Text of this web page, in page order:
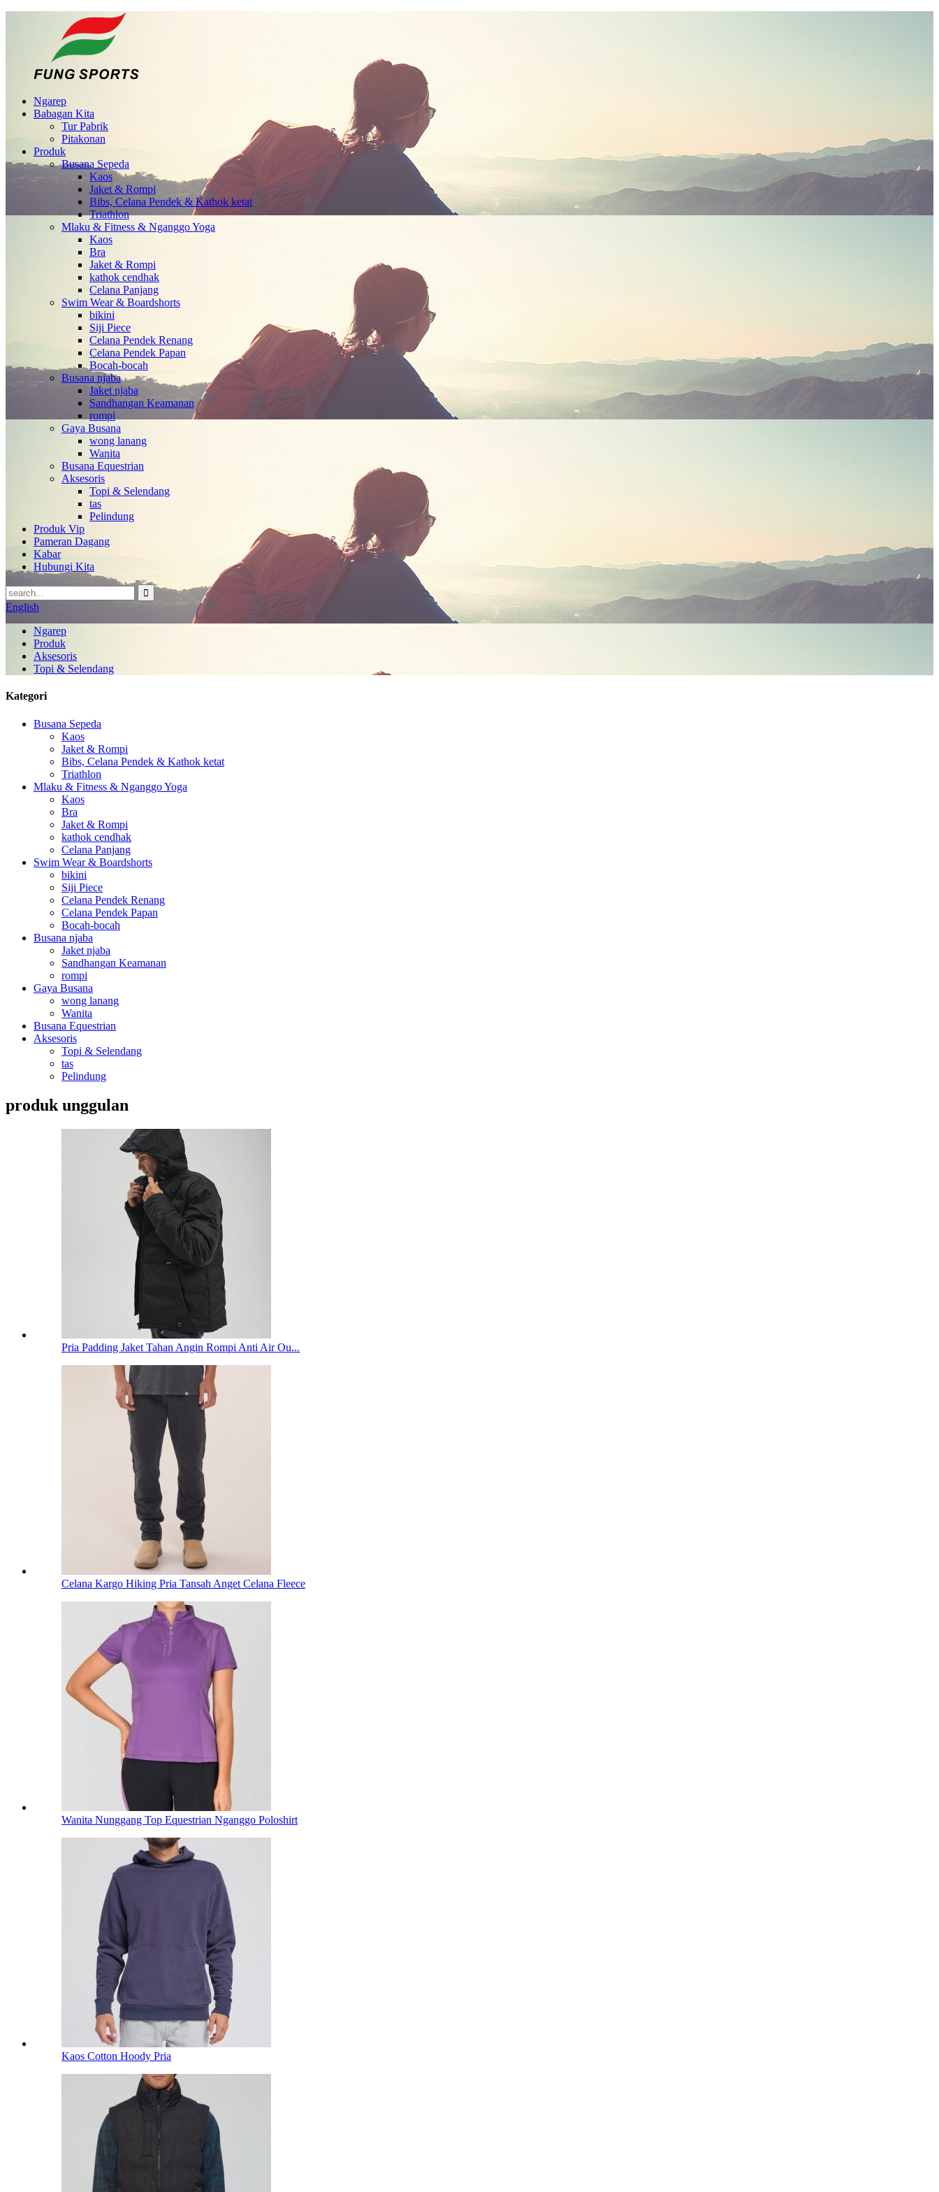
Ngarep
Babagan Kita
Tur Pabrik
Pitakonan
Produk
Busana Sepeda
Kaos
Jaket & Rompi
Bibs, Celana Pendek & Kathok ketat
Triathlon
Mlaku & Fitness & Nganggo Yoga
Kaos
Bra
Jaket & Rompi
kathok cendhak
Celana Panjang
Swim Wear & Boardshorts
bikini
Siji Piece
Celana Pendek Renang
Celana Pendek Papan
Bocah-bocah
Busana njaba
Jaket njaba
Sandhangan Keamanan
rompi
Gaya Busana
wong lanang
Wanita
Busana Equestrian
Aksesoris
Topi & Selendang
tas
Pelindung
Produk Vip
Pameran Dagang
Kabar
Hubungi Kita
English
Ngarep
Produk
Aksesoris
Topi & Selendang
Kategori
Busana Sepeda
Kaos
Jaket & Rompi
Bibs, Celana Pendek & Kathok ketat
Triathlon
Mlaku & Fitness & Nganggo Yoga
Kaos
Bra
Jaket & Rompi
kathok cendhak
Celana Panjang
Swim Wear & Boardshorts
bikini
Siji Piece
Celana Pendek Renang
Celana Pendek Papan
Bocah-bocah
Busana njaba
Jaket njaba
Sandhangan Keamanan
rompi
Gaya Busana
wong lanang
Wanita
Busana Equestrian
Aksesoris
Topi & Selendang
tas
Pelindung
produk unggulan
Pria Padding Jaket Tahan Angin Rompi Anti Air Ou...
Celana Kargo Hiking Pria Tansah Anget Celana Fleece
Wanita Nunggang Top Equestrian Nganggo Poloshirt
Kaos Cotton Hoody Pria